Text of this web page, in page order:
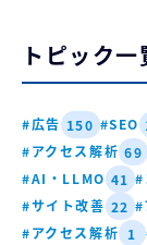
トピック一
#広告 150 #SEO
#アクセス解析 69
#AI・LLMO 41 #
#サイト改善 22 #
#アクセス解析 1